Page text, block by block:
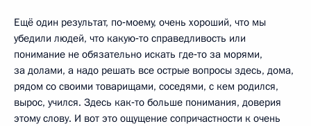
Ещё один результат, по‑моему, очень хороший, что мы
убедили людей, что какую‑то справедливость или
понимание не обязательно искать где‑то за морями,
за долами, а надо решать все острые вопросы здесь, дома,
рядом со своими товарищами, соседями, с кем родился,
вырос, учился. Здесь как‑то больше понимания, доверия
этому слову. И вот это ощущение сопричастности к очень